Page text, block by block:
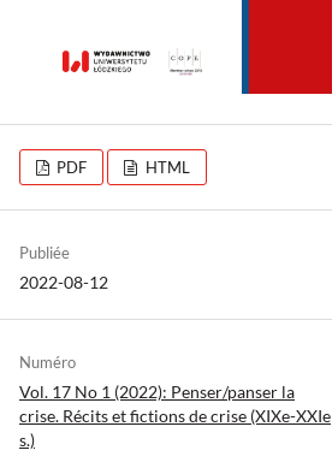
PDF HTML
Publiée
2022-08-12
Numéro
Vol. 17 No 1 (2022): Penser/panser la
crise. Récits et fictions de crise (XIXe-XXIe
s.)